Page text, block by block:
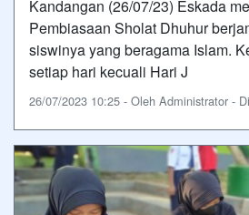
Kandangan (26/07/23) Eskada
Pembiasaan Sholat Dhuhur
siswinya yang beragama Islam.
setiap hari kecuali Hari J
26/07/2023 10:25 - Oleh Administrator -